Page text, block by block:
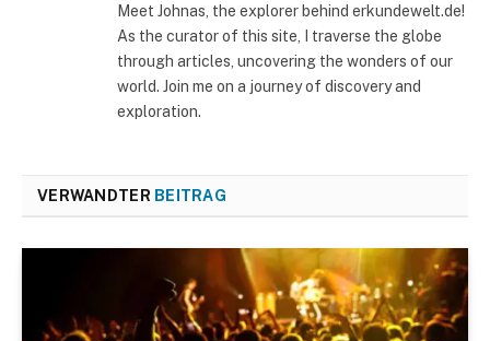
Meet Johnas, the explorer behind erkundewelt.de!
As the curator of this site, I traverse the globe
through articles, uncovering the wonders of our
world. Join me on a journey of discovery and
exploration.
VERWANDTER BEITRAG